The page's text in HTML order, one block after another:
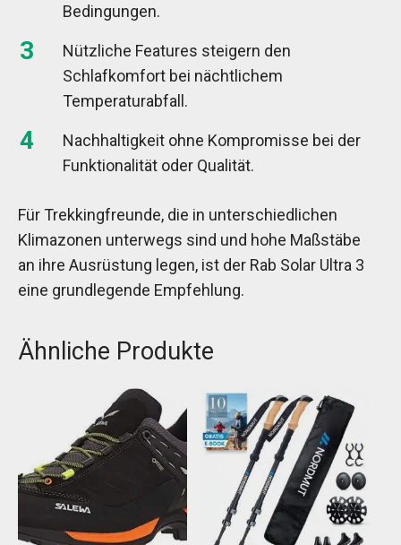
Bedingungen.
Nützliche Features steigern den
Schlafkomfort bei nächtlichem
Temperaturabfall.
Nachhaltigkeit ohne Kompromisse bei der
Funktionalität oder Qualität.
Für Trekkingfreunde, die in unterschiedlichen
Klimazonen unterwegs sind und hohe Maßstäbe
an ihre Ausrüstung legen, ist der Rab Solar Ultra 3
eine grundlegende Empfehlung.
Ähnliche Produkte